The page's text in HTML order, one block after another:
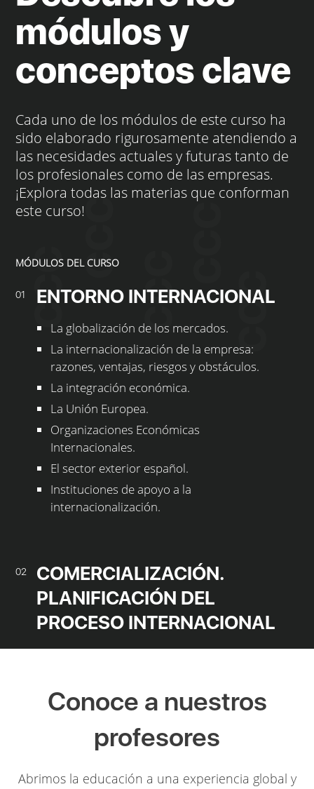
módulos y
conceptos clave
Cada uno de los módulos de este curso ha
sido elaborado rigurosamente atendiendo a
las necesidades actuales y futuras tanto de
los profesionales como de las empresas.
¡Explora todas las materias que conforman
este curso!
MÓDULOS DEL CURSO
01 ENTORNO INTERNACIONAL
La globalización de los mercados.
La internacionalización de la empresa:
razones, ventajas, riesgos y obstáculos.
La integración económica.
La Unión Europea.
Organizaciones Económicas
Internacionales.
El sector exterior español.
Instituciones de apoyo a la
internacionalización.
02
COMERCIALIZACIÓN.
PLANIFICACIÓN DEL
PROCESO INTERNACIONAL
Conoce a nuestros
profesores
Abrimos la educación a una experiencia global y